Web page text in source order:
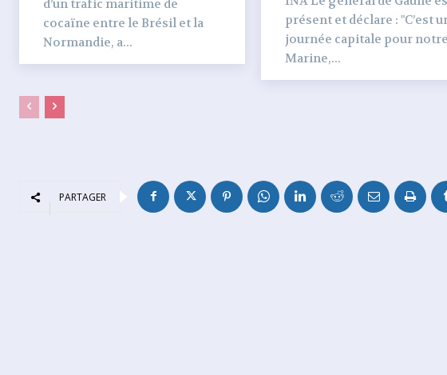
d’un trafic maritime de
cocaïne entre le Brésil et la
Normandie, a...
présent et déclare : "C’est
journée capitale pour notre
Marine,...
PARTAGER